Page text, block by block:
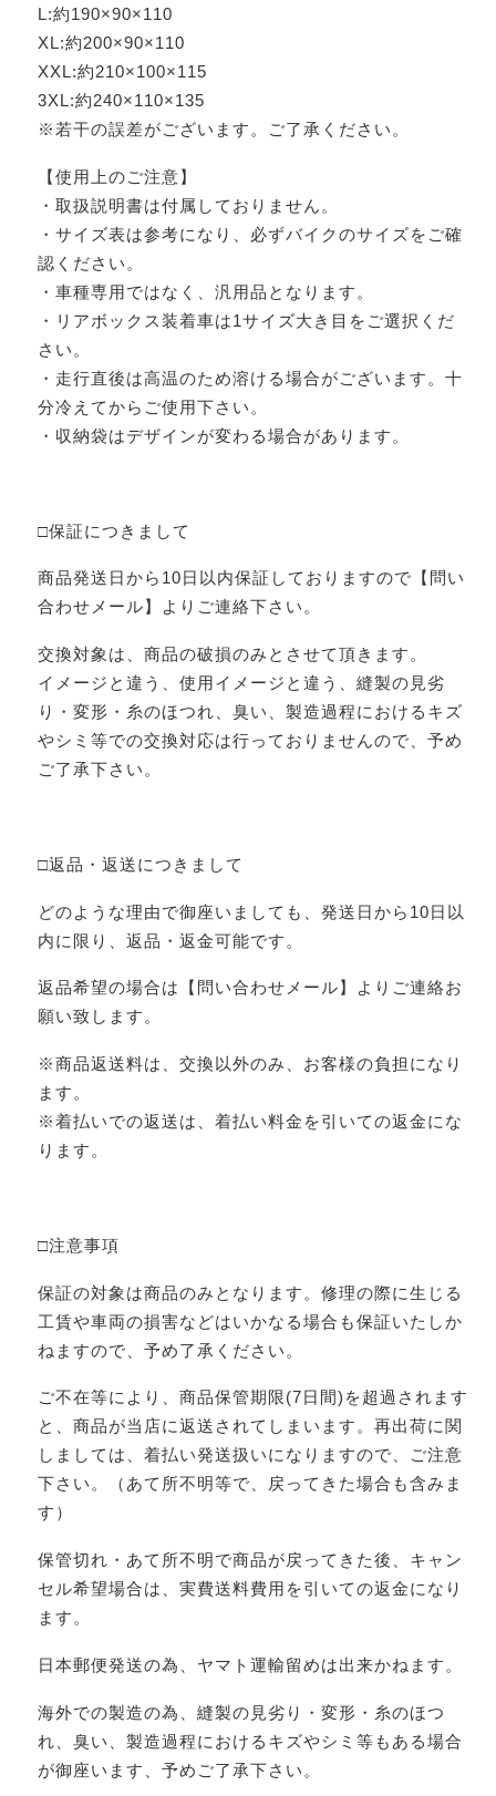
L:約190×90×110
XL:約200×90×110
XXL:約210×100×115
3XL:約240×110×135
※若干の誤差がございます。ご了承ください。
【使用上のご注意】
・取扱説明書は付属しておりません。
・サイズ表は参考になり、必ずバイクのサイズをご確
認ください。
・車種専用ではなく、汎用品となります。
・リアボックス装着車は1サイズ大き目をご選択くだ
さい。
・走行直後は高温のため溶ける場合がございます。十
分冷えてからご使用下さい。
・収納袋はデザインが変わる場合があります。
□保証につきまして
商品発送日から10日以内保証しておりますので【問い
合わせメール】よりご連絡下さい。
交換対象は、商品の破損のみとさせて頂きます。
イメージと違う、使用イメージと違う、縫製の見劣
り・変形・糸のほつれ、臭い、製造過程におけるキズ
やシミ等での交換対応は行っておりませんので、予め
ご了承下さい。
□返品・返送につきまして
どのような理由で御座いましても、発送日から10日以
内に限り、返品・返金可能です。
返品希望の場合は【問い合わせメール】よりご連絡お
願い致します。
※商品返送料は、交換以外のみ、お客様の負担になり
ます。
※着払いでの返送は、着払い料金を引いての返金にな
ります。
□注意事項
保証の対象は商品のみとなります。修理の際に生じる
工賃や車両の損害などはいかなる場合も保証いたしか
ねますので、予め了承ください。
ご不在等により、商品保管期限(7日間)を超過されます
と、商品が当店に返送されてしまいます。再出荷に関
しましては、着払い発送扱いになりますので、ご注意
下さい。（あて所不明等で、戻ってきた場合も含みま
す）
保管切れ・あて所不明で商品が戻ってきた後、キャン
セル希望場合は、実費送料費用を引いての返金になり
ます。
日本郵便発送の為、ヤマト運輸留めは出来かねます。
海外での製造の為、縫製の見劣り・変形・糸のほつ
れ、臭い、製造過程におけるキズやシミ等もある場合
が御座います、予めご了承下さい。